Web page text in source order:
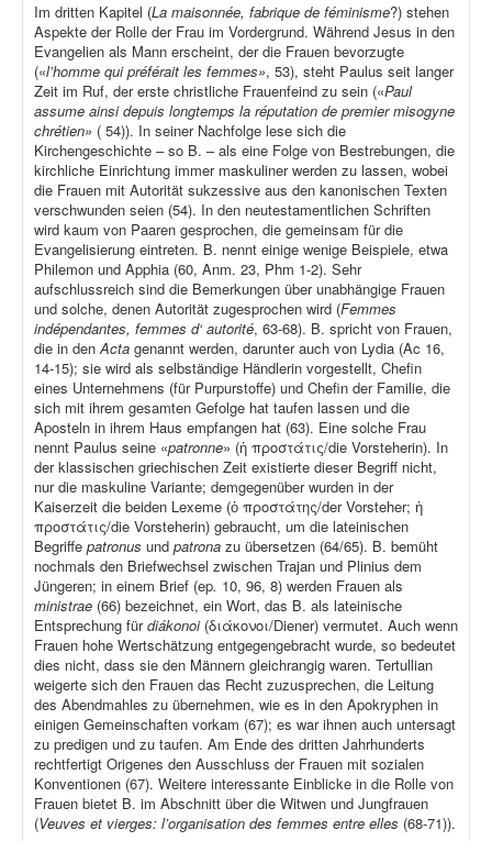
Im dritten Kapitel (La maisonnée, fabrique de féminisme?) stehen
Aspekte der Rolle der Frau im Vordergrund. Während Jesus in den
Evangelien als Mann erscheint, der die Frauen bevorzugte
(«l’homme qui préférait les femmes», 53), steht Paulus seit langer
Zeit im Ruf, der erste christliche Frauenfeind zu sein («Paul
assume ainsi depuis longtemps la réputation de premier misogyne
chrétien» ( 54)). In seiner Nachfolge lese sich die
Kirchengeschichte – so B. – als eine Folge von Bestrebungen, die
kirchliche Einrichtung immer maskuliner werden zu lassen, wobei
die Frauen mit Autorität sukzessive aus den kanonischen Texten
verschwunden seien (54). In den neutestamentlichen Schriften
wird kaum von Paaren gesprochen, die gemeinsam für die
Evangelisierung eintreten. B. nennt einige wenige Beispiele, etwa
Philemon und Apphia (60, Anm. 23, Phm 1-2). Sehr
aufschlussreich sind die Bemerkungen über unabhängige Frauen
und solche, denen Autorität zugesprochen wird (Femmes
indépendantes, femmes d‘ autorité, 63-68). B. spricht von Frauen,
die in denActa genannt werden, darunter auch von Lydia (Ac 16,
14-15); sie wird als selbständige Händlerin vorgestellt, Chefin
eines Unternehmens (für Purpurstoffe) und Chefin der Familie, die
sich mit ihrem gesamten Gefolge hat taufen lassen und die
Aposteln in ihrem Haus empfangen hat (63). Eine solche Frau
nennt Paulus seine «patronne» (ἡ προστάτις/die Vorsteherin). In
der klassischen griechischen Zeit existierte dieser Begriff nicht,
nur die maskuline Variante; demgegenüber wurden in der
Kaiserzeit die beiden Lexeme (ὁ προστάτης/der Vorsteher; ἡ
προστάτις/die Vorsteherin) gebraucht, um die lateinischen
Begriffe patronus und patrona zu übersetzen (64/65). B. bemüht
nochmals den Briefwechsel zwischen Trajan und Plinius dem
Jüngeren; in einem Brief (ep. 10, 96, 8) werden Frauen als
ministrae (66) bezeichnet, ein Wort, das B. als lateinische
Entsprechung fürdiákonoi (διάκονοι/Diener) vermutet. Auch wenn
Frauen hohe Wertschätzung entgegengebracht wurde, so bedeutet
dies nicht, dass sie den Männern gleichrangig waren. Tertullian
weigerte sich den Frauen das Recht zuzusprechen, die Leitung
des Abendmahles zu übernehmen, wie es in den Apokryphen in
einigen Gemeinschaften vorkam (67); es war ihnen auch untersagt
zu predigen und zu taufen. Am Ende des dritten Jahrhunderts
rechtfertigt Origenes den Ausschluss der Frauen mit sozialen
Konventionen (67). Weitere interessante Einblicke in die Rolle von
Frauen bietet B. im Abschnitt über die Witwen und Jungfrauen
(Veuves et vierges: l’organisation des femmes entre elles (68-71)).